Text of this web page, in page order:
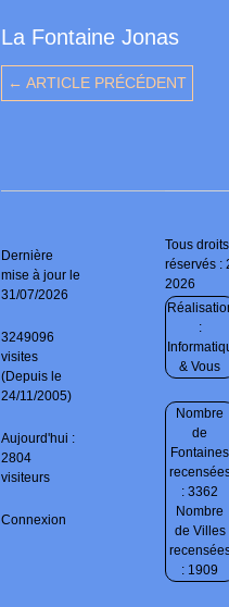
La Fontaine Jonas
← ARTICLE PRÉCÉDENT
Dernière
mise à jour le
31/07/2026
3249096
visites
(Depuis le
24/11/2005)
Aujourd'hui :
2804
visiteurs
Connexion
Tous droits
réservés :
2026
:
& Vous
Nombre
de
Fontaines
: 3362
Nombre
de Villes
: 1909